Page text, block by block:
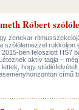
Róbert
zenekar
szólólemezzel rukkoljon
ben feloszlott HS7
aktív tagja –
hogy stúdiófelvételt
című